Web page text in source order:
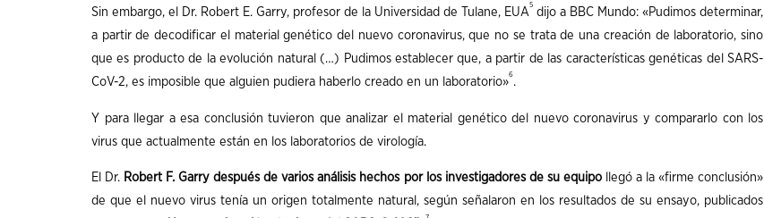
Sin embargo, el Dr. Robert E. Garry, profesor de la Universidad de Tulane, EUA
5
dijo a BBC Mundo: «Pudimos determinar,
a partir de decodificar el material genético del nuevo coronavirus, que no se trata de una creación de laboratorio, sino
que es producto de la evolución natural (…) Pudimos establecer que, a partir de las características genéticas del SARS-
CoV-2, es imposible que alguien pudiera haberlo creado en un laboratorio»
6
.
Y para llegar a esa conclusión tuvieron que analizar el material genético del nuevo coronavirus y compararlo con los
virus que actualmente están en los laboratorios de virología.
El Dr. Robert F. Garry después de varios análisis hechos por los investigadores de su equipo
llegó a la «firme conclusión»
de que el nuevo virus tenía un origen totalmente natural, según señalaron en los resultados de su ensayo, publicados